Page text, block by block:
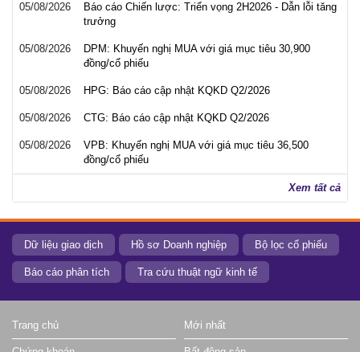
05/08/2026
Báo cáo Chiến lược: Triển vọng 2H2026 - Dẫn lỗi tăng
trưởng
05/08/2026
DPM: Khuyến nghị MUA với giá mục tiêu 30,900
đồng/cổ phiếu
05/08/2026 HPG: Báo cáo cập nhật KQKD Q2/2026
05/08/2026 CTG: Báo cáo cập nhật KQKD Q2/2026
05/08/2026
VPB: Khuyến nghị MUA với giá mục tiêu 36,500
đồng/cổ phiếu
Xem tất cả
Dữ liệu giao dịch Hồ sơ Doanh nghiệp Bộ lọc cổ phiếu
Báo cáo phân tích Tra cứu thuật ngữ kinh tế
Trang chủ Mới nhất